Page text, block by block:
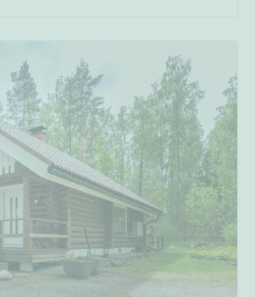
000 €
Kokonaispinta-ala